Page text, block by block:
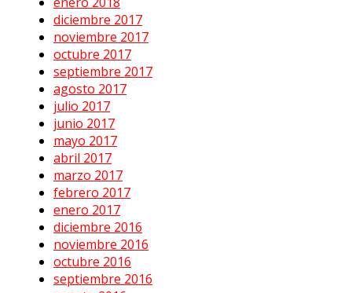
diciembre 2017
noviembre 2017
octubre 2017
septiembre 2017
agosto 2017
julio 2017
junio 2017
mayo 2017
abril 2017
marzo 2017
febrero 2017
enero 2017
diciembre 2016
noviembre 2016
octubre 2016
septiembre 2016